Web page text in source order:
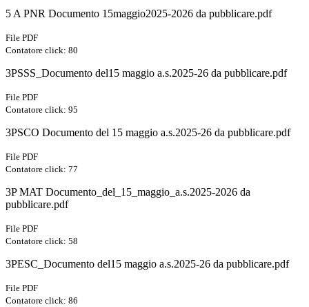
5 A PNR Documento 15maggio2025-2026 da pubblicare.pdf
File PDF
Contatore click: 80
3PSSS_Documento del15 maggio a.s.2025-26 da pubblicare.pdf
File PDF
Contatore click: 95
3PSCO Documento del 15 maggio a.s.2025-26 da pubblicare.pdf
File PDF
Contatore click: 77
3P MAT Documento_del_15_maggio_a.s.2025-2026 da
pubblicare.pdf
File PDF
Contatore click: 58
3PESC_Documento del15 maggio a.s.2025-26 da pubblicare.pdf
File PDF
Contatore click: 86